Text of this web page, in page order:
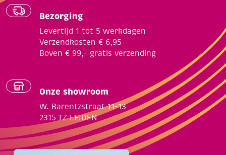
Bezorging
Levertijd 1 tot 5 werkdagen
Verzendkosten € 6,95
Boven € 99,- gratis verzending
Onze showroom
W. Barentzstraat 11-13
2315 TZ LEIDEN